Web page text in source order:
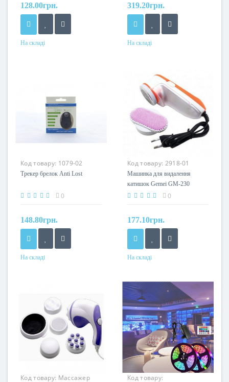
128.00грн.
На складі
319.20грн.
На складі
Код товару: 1079-02
Трекер брелок Anti Lost
0
148.80грн.
На складі
Код товару: 2918-01
Машинка для видалення
катишок Gemei GM-230
0
177.10грн.
На складі
Код товару: Массажер Код товару: